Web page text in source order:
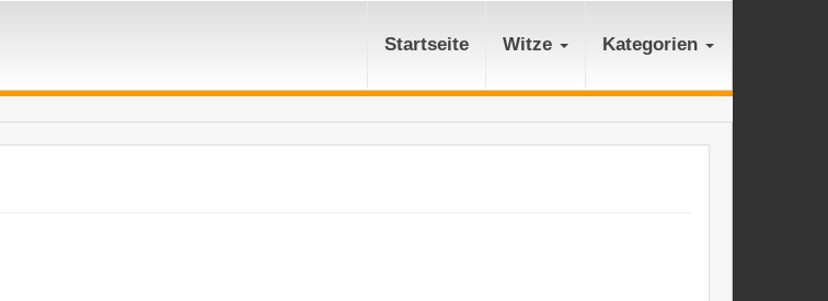
Startseite Witze Kategorien